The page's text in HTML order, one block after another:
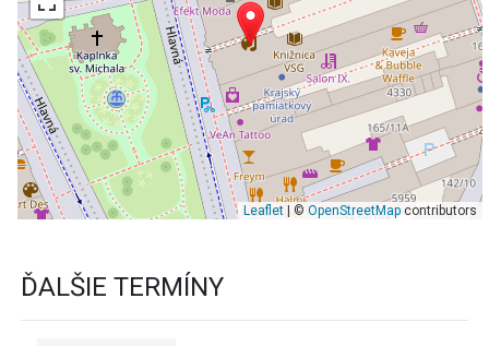
Leaflet| © OpenStreetMapcontributors
ĎALŠIE TERMÍNY